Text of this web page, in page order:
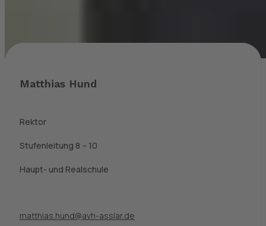
Matthias Hund
Rektor
Stufenleitung 8 – 10
Haupt- und Realschule
matthias.hund@avh-asslar.de